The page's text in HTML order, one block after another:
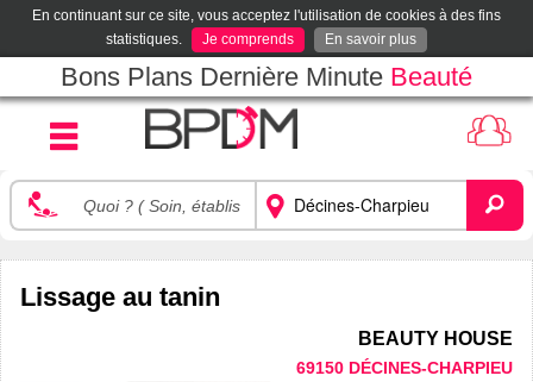
En continuant sur ce site, vous acceptez l'utilisation de cookies à des fins
statistiques.
Je comprends En savoir plus
Bons Plans Dernière Minute Beauté
Lissage au tanin
BEAUTY HOUSE
69150 DÉCINES-CHARPIEU